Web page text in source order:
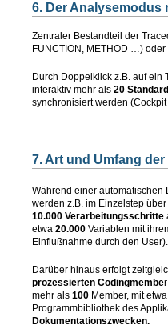
6. Der
Zentraler Bestandteil der
FUNCTION, METHOD …)
Durch Doppelklick z.B. auf
interaktiv mehr als20
synchronisiert werden
7. Art und Umfang
Während einer
werden z.B. im Einzelstep
10.000 Verarbeitungsschritte
etwa 20.000 Variablen mit
Einflußnahme durch den User).
Darüber hinaus erfolgt
prozessierten Codingmembe
mehr als 100Member, mit
Programmbibliothek des
Dokumentationszwecken.